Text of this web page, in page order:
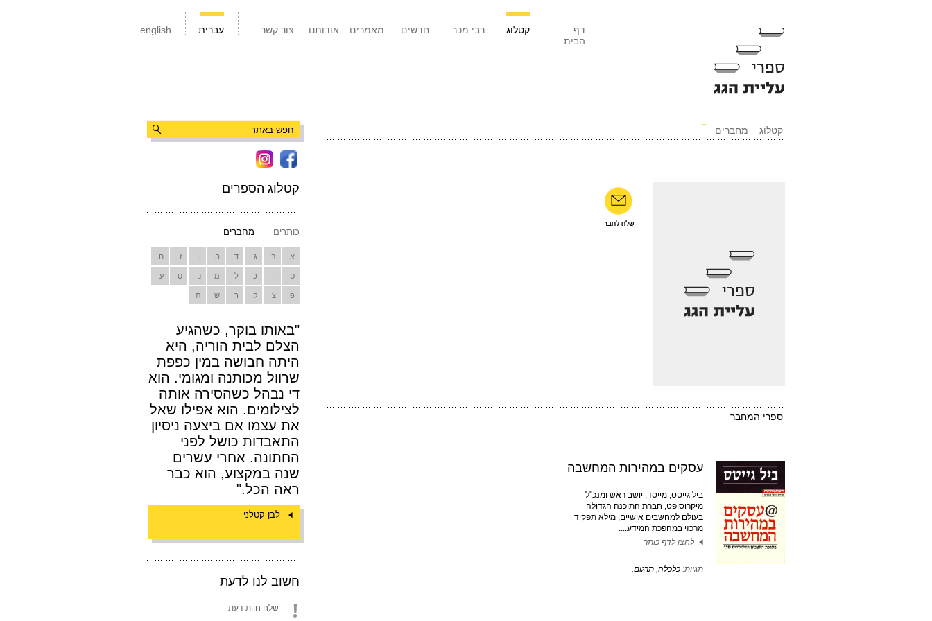
english עברית צור קשר אודותנו מאמרים חדשים רבי מכר קטלוג
דף
הבית
קטלוג הספרים
כותרים מחברים
א ב ג ד ה ו ז ח
ט י כ ל מ נ ס ע
פ צ ק ר ש ת
"באותו בוקר, כשהגיע
הצלם לבית הוריה, היא
היתה חבושה במין כפפת
שרוול מכותנה ומגומי. הוא
די נבהל כשהסירה אותה
לצילומים. הוא אפילו שאל
את עצמו אם ביצעה ניסיון
התאבדות כושל לפני
החתונה. אחרי עשרים
שנה במקצוע, הוא כבר
ראה הכל."
לבן קטלני
חשוב לנו לדעת
שלח חוות דעת
קטלוג מחברים
ספרי המחבר
עסקים במהירות המחשבה
ביל גייטס, מייסד, יושב ראש ומנכ"ל
מיקרוסופט, חברת התוכנה הגדולה
בעולם למחשבים אישיים, מילא תפקיד
מרכזי במהפכת המידע....
לחצו לדף כותר
תגיות: כלכלה, תרגום,